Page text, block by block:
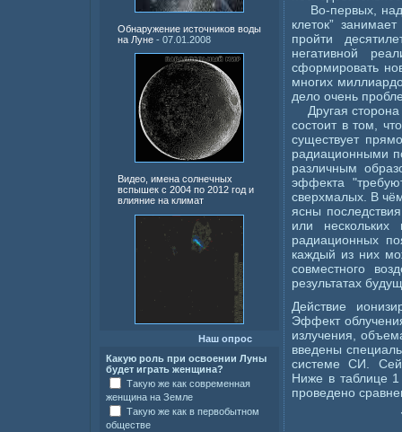
Обнаружение источников воды
на Луне - 07.01.2008
Видео, имена солнечных
вспышек с 2004 по 2012 год и
влияние на климат
Наш опрос
Какую роль при освоении Луны
будет играть женщина?
Такую же как современная
женщина на Земле
Такую же как в первобытном
обществе
Во-первых,
клеток”
пройти
негативной
сформировать
многих
дело очень
Другая сторона
состоит в том,
существует
радиационными
различным
эффекта
сверхмалых. В
ясны
или
радиационных
каждый из них
совместного
результатах
Действие
Эффект
излучения,
введены
системе СИ.
Ниже в таблице 1
проведено